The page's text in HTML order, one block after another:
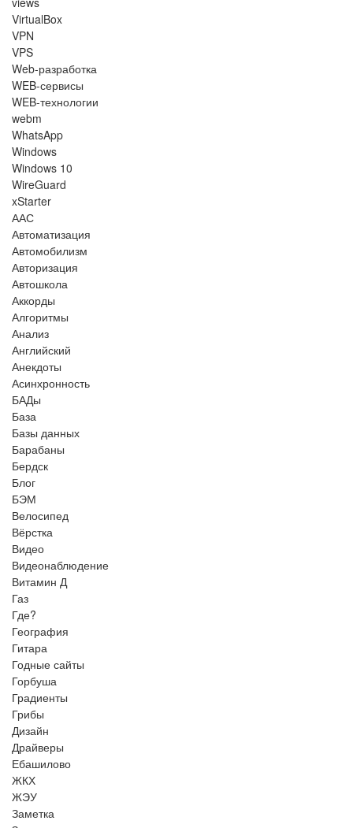
VirtualBox
VPN
VPS
Web-разработка
WEB-сервисы
WEB-технологии
webm
WhatsApp
Windows
Windows 10
WireGuard
xStarter
ААС
Автоматизация
Автомобилизм
Авторизация
Автошкола
Аккорды
Алгоритмы
Анализ
Английский
Анекдоты
Асинхронность
БАДы
База
Базы данных
Барабаны
Бердск
Блог
БЭМ
Велосипед
Вёрстка
Видео
Видеонаблюдение
Витамин Д
Газ
Где?
География
Гитара
Годные сайты
Горбуша
Градиенты
Грибы
Дизайн
Драйверы
Ебашилово
ЖКХ
ЖЭУ
Заметка